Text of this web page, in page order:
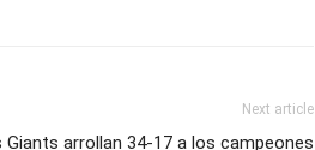
Next article
Giants arrollan 34-17 a los campeones